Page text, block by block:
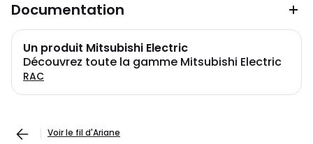
Documentation
Un produit Mitsubishi Electric
Découvrez toute la gamme Mitsubishi Electric
RAC
Voir le fil d'Ariane